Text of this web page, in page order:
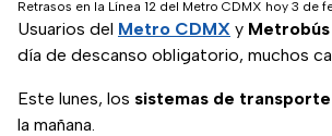
Retrasos en la Línea 12 del Metro CDMX hoy 3 de
Usuarios del Metro CDMX y Metrobús
día de descanso obligatorio, muchos
Este lunes, los sistemas de transporte
la mañana.